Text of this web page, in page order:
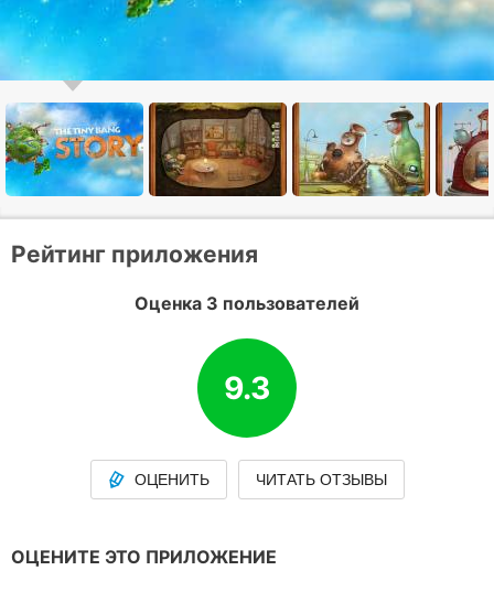
Рейтинг приложения
Оценка 3 пользователей
9.3
ОЦЕНИТЬ ЧИТАТЬ ОТЗЫВЫ
ОЦЕНИТЕ ЭТО ПРИЛОЖЕНИЕ